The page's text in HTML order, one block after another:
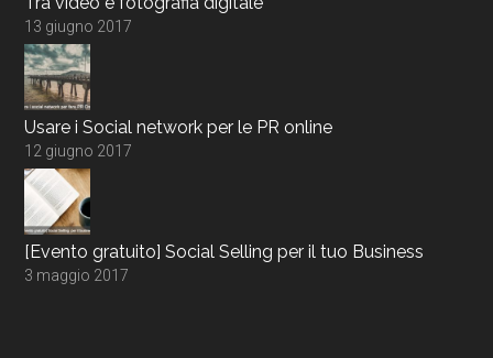
13 giugno 2017
Usare i Social network per le PR online
12 giugno 2017
[Evento gratuito] Social Selling per il tuo Business
3 maggio 2017